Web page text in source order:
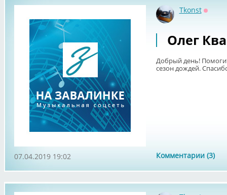
Tkonst
Олег
Добрый день!
сезон дождей.
Комментарии (3)
07.04.2019 19:02